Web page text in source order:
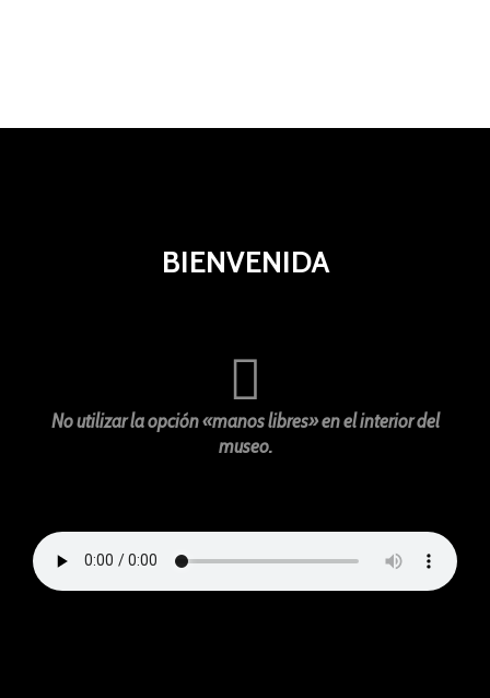
BIENVENIDA
No utilizar la opción «manos libres» en el interior del
museo.